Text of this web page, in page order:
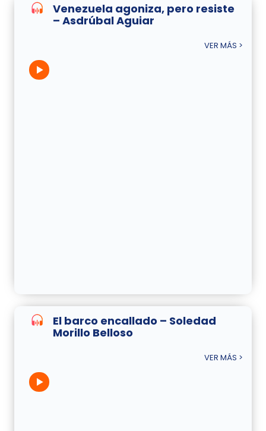
Venezuela agoniza, pero resiste
– Asdrúbal Aguiar
VER MÁS >
El barco encallado – Soledad
Morillo Belloso
VER MÁS >